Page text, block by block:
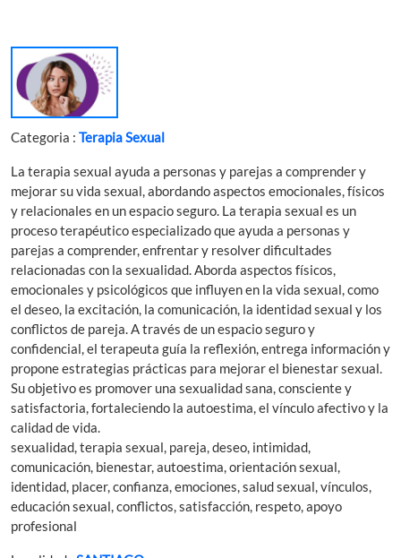
Categoria : Terapia Sexual
La terapia sexual ayuda a personas y parejas a comprender y
mejorar su vida sexual, abordando aspectos emocionales, físicos
y relacionales en un espacio seguro. La terapia sexual es un
proceso terapéutico especializado que ayuda a personas y
parejas a comprender, enfrentar y resolver dificultades
relacionadas con la sexualidad. Aborda aspectos físicos,
emocionales y psicológicos que influyen en la vida sexual, como
el deseo, la excitación, la comunicación, la identidad sexual y los
conflictos de pareja. A través de un espacio seguro y
confidencial, el terapeuta guía la reflexión, entrega información y
propone estrategias prácticas para mejorar el bienestar sexual.
Su objetivo es promover una sexualidad sana, consciente y
satisfactoria, fortaleciendo la autoestima, el vínculo afectivo y la
calidad de vida.
sexualidad, terapia sexual, pareja, deseo, intimidad,
comunicación, bienestar, autoestima, orientación sexual,
identidad, placer, confianza, emociones, salud sexual, vínculos,
educación sexual, conflictos, satisfacción, respeto, apoyo
profesional